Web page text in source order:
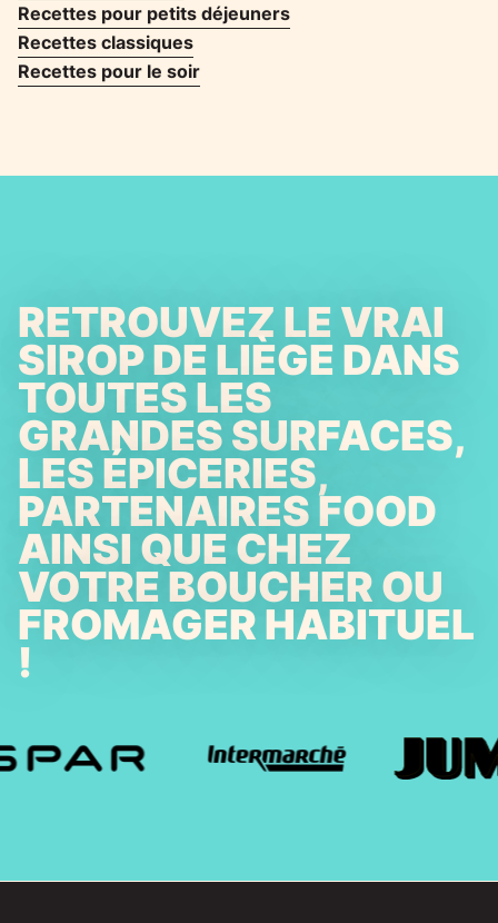
Recettes pour petits déjeuners
Recettes classiques
Recettes pour le soir
RETROUVEZ LE VRAI
SIROP DE LIÈGE DANS
TOUTES LES
GRANDES SURFACES,
LES ÉPICERIES,
PARTENAIRES FOOD
AINSI QUE CHEZ
VOTRE BOUCHER OU
FROMAGER HABITUEL